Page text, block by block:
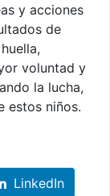
y acciones
de
voluntad y
la lucha,
estos niños.
LinkedIn